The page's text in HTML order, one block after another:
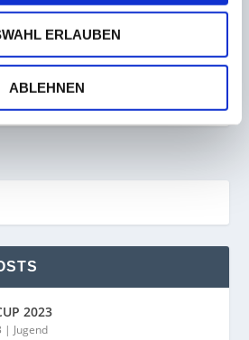
ERLAUBEN
ABLEHNEN
FCS wacht erst
2023
| Jugend